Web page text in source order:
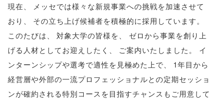
現在
メッセでは様々な新規事業への挑戦を加速させて
おり
その立ち上げ候補者を積極的に採用しています。
このたびは
対象大学の皆様を
ゼロから事業を創り上
げる人材としてお迎えしたく
ご案内いたしました 。
イ
ンターンシップや選考で適性を見極めた上で
1年目から
経営層や外部の一流プロフェッショナルとの定期セッショ
ンが確約される特別コースを目指すチャンスもご用意して